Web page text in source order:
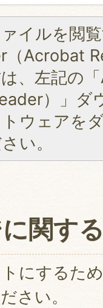
イルを閲
（Acrobat
、左記の
）」ダ
ウェアを
い。
関す
にするた
さい。